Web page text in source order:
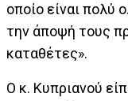
οποίο είναι πολύ
την άποψή τους
καταθέτες».
Ο κ. Kυπριανού